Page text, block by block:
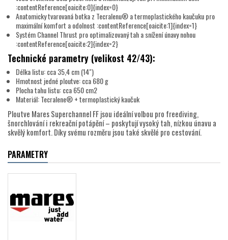
:contentReference[oaicite:0]{index=0}
Anatomicky tvarovaná botka z Tecralenu® a termoplastického kaučuku pro
maximální komfort a odolnost :contentReference[oaicite:1]{index=1}
Systém Channel Thrust pro optimalizovaný tah a snížení únavy nohou
:contentReference[oaicite:2]{index=2}
Technické parametry (velikost 42/43):
Délka listu: cca 35,4 cm (14")
Hmotnost jedné ploutve: cca 680 g
Plocha tahu listu: cca 650 cm2
Materiál: Tecralene® + termoplastický kaučuk
Ploutve Mares Superchannel FF jsou ideální volbou pro freediving,
šnorchlování i rekreační potápění – poskytují vysoký tah, nízkou únavu a
skvělý komfort. Díky svému rozměru jsou také skvělé pro cestování.
PARAMETRY